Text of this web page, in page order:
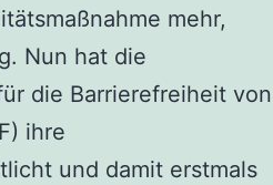
mehr,
Nun hat die
die Barrierefreiheit von
ihre
und damit erstmals